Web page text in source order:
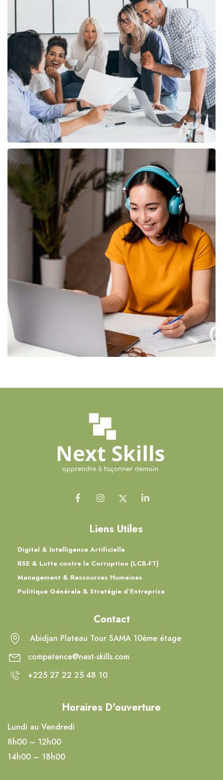
Liens Utiles
Digital & Intelligence Artificielle
RSE & Lutte contre la Corruption (LCB-FT)
Management & Ressources Humaines
Politique Générale & Stratégie d’Entreprise
Contact
Abidjan Plateau Tour SAMA 10ème étage
competence@next-skills.com
+225 27 22 25 48 10
Horaires D'ouverture
Lundi au Vendredi
8h00 – 12h00
14h00 – 18h00